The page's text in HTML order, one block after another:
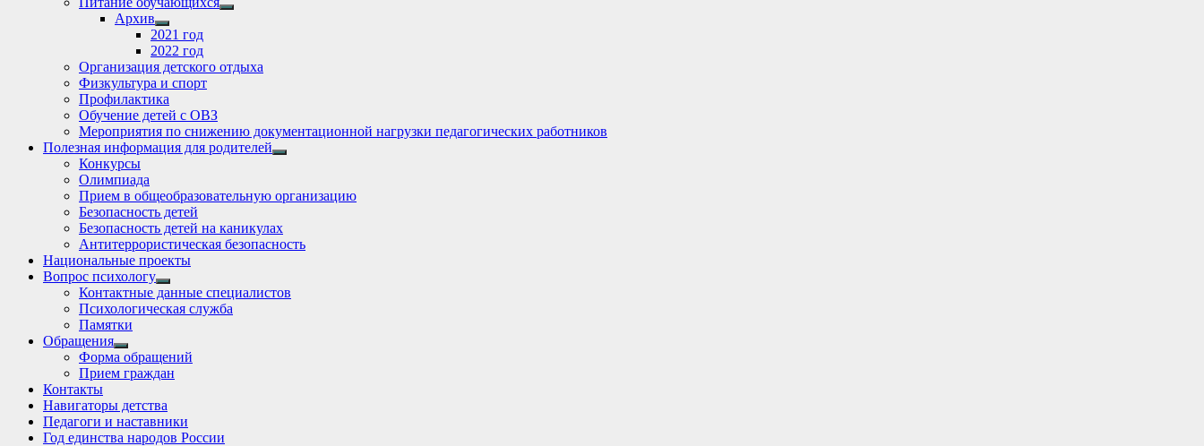
Show
Архив
Show
sub
menu
2021 год
2022 год
Организация детского отдыха
Физкультура и спорт
Профилактика
Обучение детей с ОВЗ
Мероприятия по снижению документационной нагрузки педагогических работников
Полезная информация для родителей
Show
Конкурсы
Олимпиада
Прием в общеобразовательную организацию
Безопасность детей
Безопасность детей на каникулах
Антитеррористическая безопасность
Национальные проекты
Вопрос психологу
Show
sub
menu
Контактные данные специалистов
Психологическая служба
Памятки
Обращения
Show
sub
menu
Форма обращений
Прием граждан
Контакты
Навигаторы детства
Педагоги и наставники
Год единства народов России